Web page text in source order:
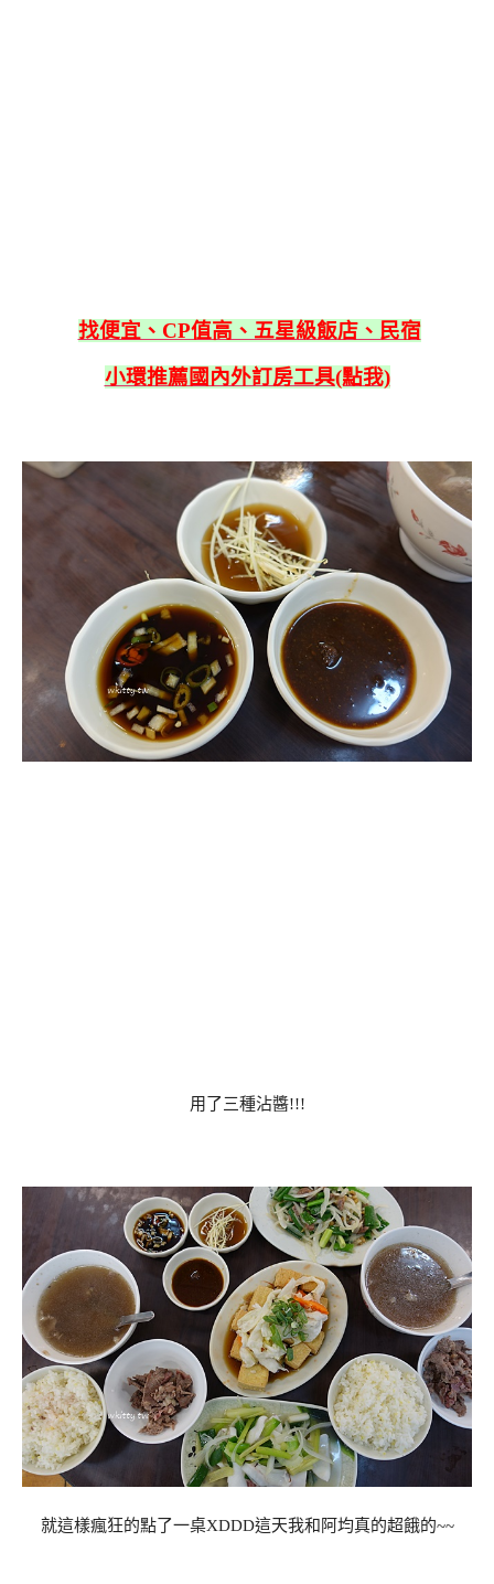
找便宜、CP值高、五星級飯店、民宿
小環推薦國內外訂房工具(點我)
用了三種沾醬!!!
就這樣瘋狂的點了一桌XDDD這天我和阿均真的超餓的~~